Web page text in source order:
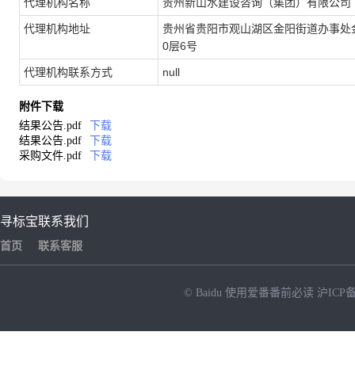
代理机构地址
贵州省贵阳市观山湖区金阳街道办事
0层6号
代理机构联系方式 null
附件下载
结果公告.pdf
下载
结果公告.pdf
下载
采购文件.pdf
下载
寻标宝
首页
联系我们
联系客服
© Baidu 使用爱番番前必读 沪ICP